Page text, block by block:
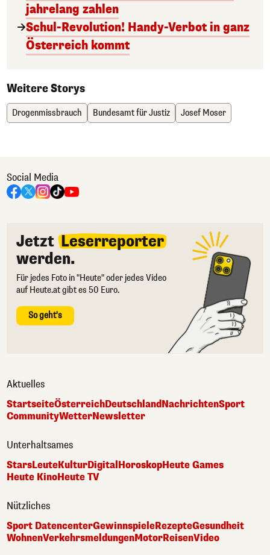
jahrelang zahlen
Schul-Revolution! Handy-Verbot in ganz
Österreich kommt
Weitere Storys
Drogenmissbrauch Bundesamt für Justiz Josef Moser
Social Media
Jetzt Leserreporter
werden.
Für jedes Foto in "Heute" oder jedes Video
auf Heute.at gibt es 50 Euro.
So geht's
Aktuelles
StartseiteÖsterreichDeutschlandNachrichtenSport
CommunityWetterNewsletter
Unterhaltsames
StarsLeuteKulturDigital HoroskopHeute Games
Heute KinoHeute TV
Nützliches
Sport DatencenterGewinnspieleRezepteGesundheit
WohnenVerkehrsmeldungenMotorReisenVideo